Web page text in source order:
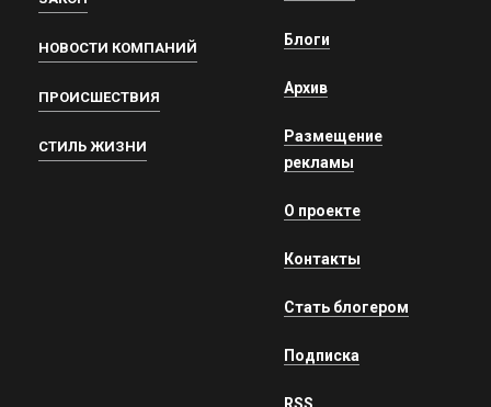
НОВОСТИ КОМПАНИЙ
ПРОИСШЕСТВИЯ
СТИЛЬ ЖИЗНИ
Блоги
Архив
Размещение
рекламы
О проекте
Контакты
Стать блогером
Подписка